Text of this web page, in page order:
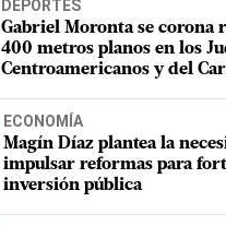
DEPORTES
Gabriel Moronta se corona
400 metros planos en los
Centroamericanos y del
ECONOMÍA
Magín Díaz plantea la
impulsar reformas para
inversión pública